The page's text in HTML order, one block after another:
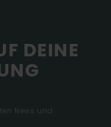
DEINE
News und